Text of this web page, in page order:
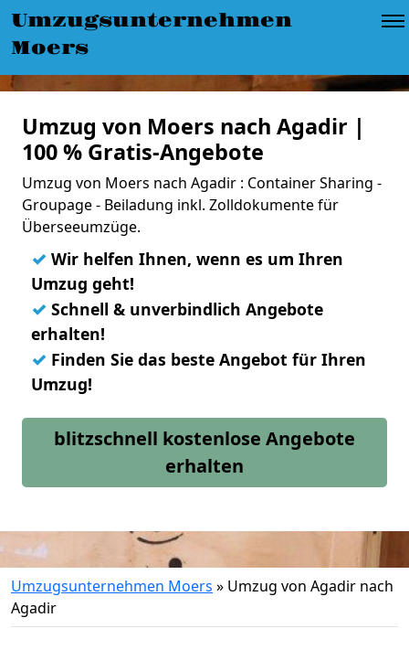
Umzugsunternehmen
Moers
Umzug von Moers nach Agadir |
100 % Gratis-Angebote
Umzug von Moers nach Agadir : Container Sharing -
Groupage - Beiladung inkl. Zolldokumente für
Überseeumzüge.
✓ Wir helfen Ihnen, wenn es um Ihren
Umzug geht!
✓ Schnell & unverbindlich Angebote
erhalten!
✓ Finden Sie das beste Angebot für Ihren
Umzug!
blitzschnell kostenlose Angebote
erhalten
Umzugsunternehmen Moers » Umzug von Agadir nach
Agadir